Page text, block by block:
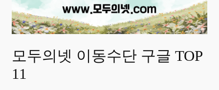
모두의넷 이동수단 구글 TOP
11